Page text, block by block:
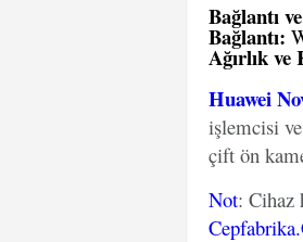
Bağlantı
Bağlantı:
Ağırlık ve
Huawei
işlemcisi
çift ön
Not: Cihaz